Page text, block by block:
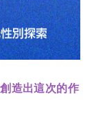
造出這次的作